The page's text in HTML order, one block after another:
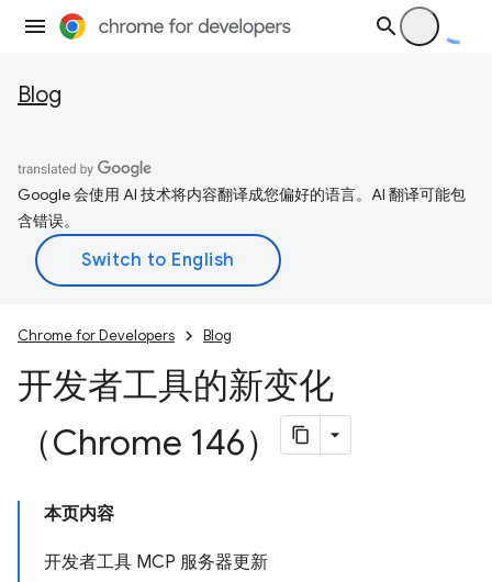
Blog
Google 会使用 AI 技术将内容翻译成您偏好的语言。AI 翻译可能包
含错误。
Chrome for Developers Blog
开发者工具的新变化
（Chrome 146）
本页内容
开发者工具 MCP 服务器更新